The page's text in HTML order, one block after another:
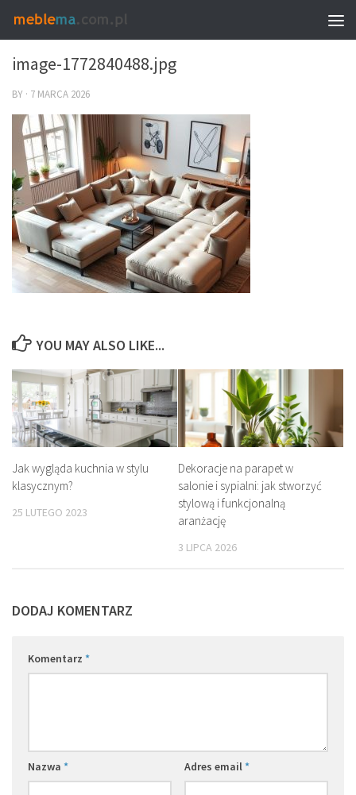
0
image-1772840488.jpg
BY · 7 MARCA 2026
YOU MAY ALSO LIKE...
Jak wygląda kuchnia w stylu
klasycznym?
25 LUTEGO 2023
Dekoracje na parapet w
salonie i sypialni: jak stworzyć
stylową i funkcjonalną
aranżację
3 LIPCA 2026
DODAJ KOMENTARZ
Komentarz *
Nazwa * Adres email*